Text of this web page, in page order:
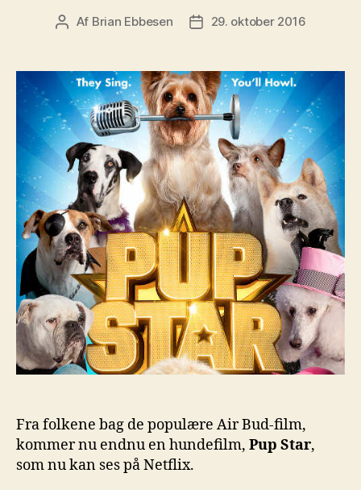
Indlægsforfatter
Af Brian Ebbesen Indlægsdato
29. oktober 2016
Fra folkene bag de populære Air Bud-film,
kommer nu endnu en hundefilm, Pup Star,
som nu kan ses på Netflix.